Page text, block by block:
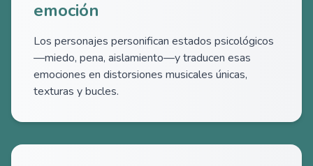
emoción
Los personajes personifican estados psicológicos
—miedo, pena, aislamiento—y traducen esas
emociones en distorsiones musicales únicas,
texturas y bucles.